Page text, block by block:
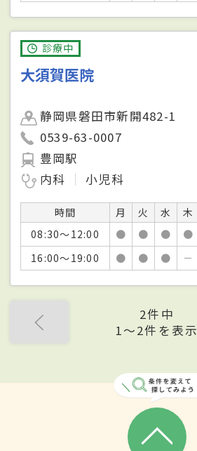
診療中
大須賀医院
静岡県磐田市新開482-1
0539-63-0007
豊岡駅
内科
小児科
時間 月 火 水 木
08:30～12:00
● ● ● ●
16:00～19:00
● ● ● －
2件中
1〜2件を表示